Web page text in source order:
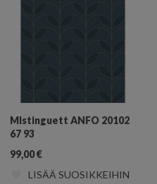
MIstinguett ANFO 20102
67 93
99,00€
LISÄÄ SUOSIKKEIHIN